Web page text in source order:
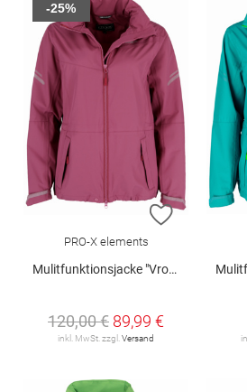
ZUR
PRO-X elements
Mulitfunktionsjacke "Vroni"
120,00 € 89,99 €
inkl. MwSt. zzgl. Versand
-25%